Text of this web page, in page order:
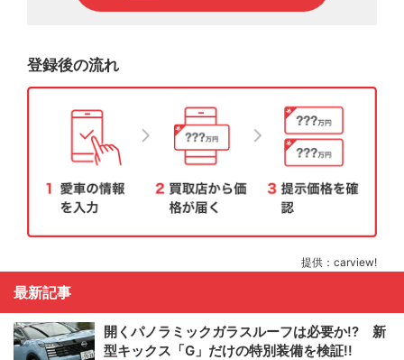
登録後の流れ
提供：carview!
最新記事
開くパノラミックガラスルーフは必要か!? 新
型キックス「G」だけの特別装備を検証!!